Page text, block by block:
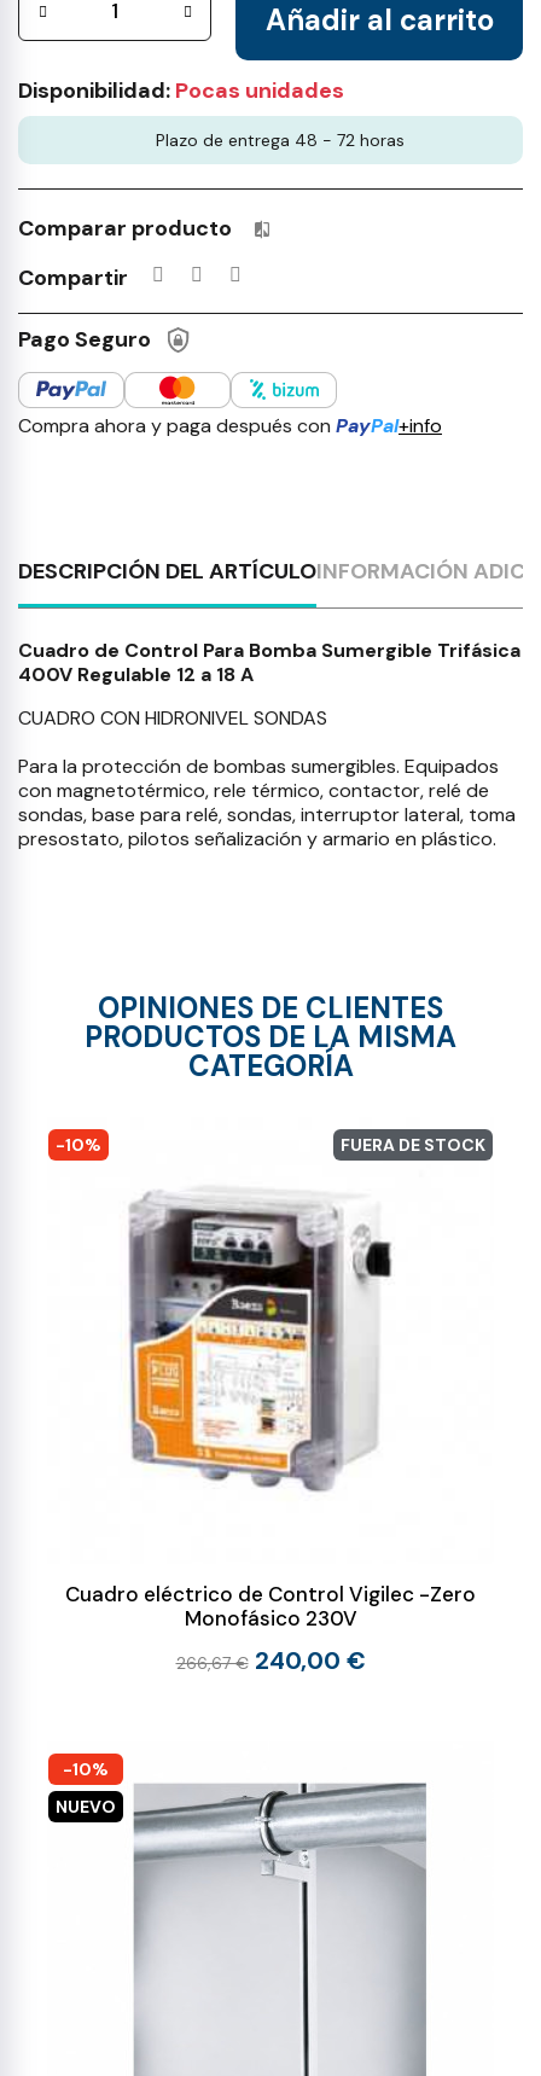
Añadir al carrito
Disponibilidad: Pocas unidades
Plazo de entrega 48 - 72 horas
Comparar producto Productos incluidos en tu lista
Compartir
Pago Seguro
Compra ahora y paga después con PayPal+info
DESCRIPCIÓN DEL ARTÍCULOINFORMACIÓN
Cuadro de Control Para Bomba Sumergible Trifásica
400V Regulable 12 a 18 A
CUADRO CON HIDRONIVEL SONDAS
Para la protección de bombas sumergibles. Equipados
con magnetotérmico, rele térmico, contactor, relé de
sondas, base para relé, sondas, interruptor lateral, toma
presostato, pilotos señalización y armario en plástico.
OPINIONES DE CLIENTES
PRODUCTOS DE LA MISMA
CATEGORÍA
-10% FUERA DE STOCK
Cuadro eléctrico de Control Vigilec -Zero
Monofásico 230V
266,67 € 240,00 €
-10%
NUEVO